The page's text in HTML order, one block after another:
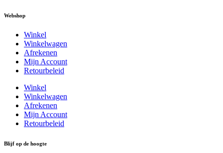
Webshop
Winkel
Winkelwagen
Afrekenen
Mijn Account
Retourbeleid
Winkel
Winkelwagen
Afrekenen
Mijn Account
Retourbeleid
Blijf op de hoogte